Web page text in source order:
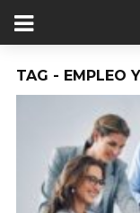
TAG - EMPLEO